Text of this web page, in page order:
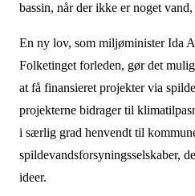
bassin, når der ikke er noget
En ny lov, som miljøminister Ida
Folketinget forleden, gør det
at få finansieret projekter via
projekterne bidrager til
i særlig grad henvendt til
spildevandsforsyningsselskaber,
ideer.